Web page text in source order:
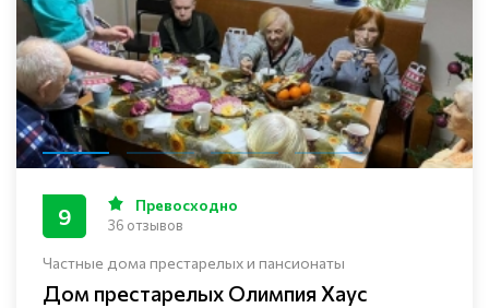
Частные дома престарелых и пансионаты
Дом престарелых Олимпия Хаус
9 Превосходно
36 отзывов